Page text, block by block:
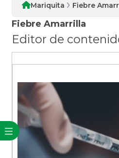
Mariquita Fiebre
Fiebre Amarrilla
Editor de